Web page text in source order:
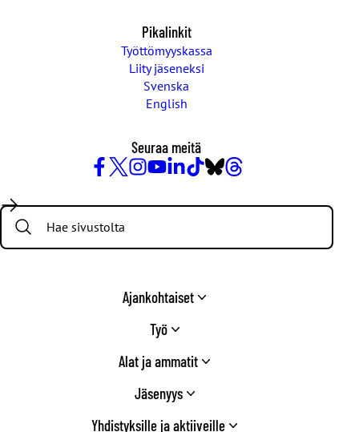
Pikalinkit
Työttömyyskassa
Liity jäseneksi
Svenska
English
Seuraa meitä
/
Twitter
Search:
Ajankohtaiset
Työ
Alat ja ammatit
Jäsenyys
Yhdistyksille ja aktiiveille